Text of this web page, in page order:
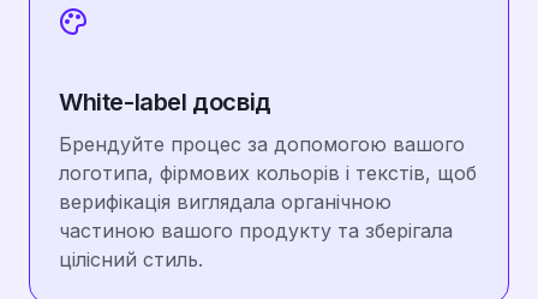
White-label досвід
Брендуйте процес за допомогою вашого
логотипа, фірмових кольорів і текстів, щоб
верифікація виглядала органічною
частиною вашого продукту та зберігала
цілісний стиль.